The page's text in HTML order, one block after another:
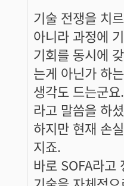
기술 전쟁을 치
아니라 과정에
기회를 동시에
는게 아닌가 하는
생각도 드는군요.
라고 말씀을 하
하지만 현재 손
지죠.
바로 SOFA라고